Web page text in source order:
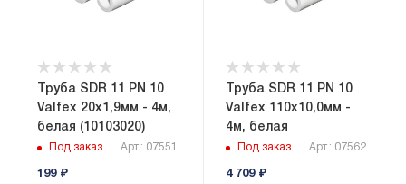
Труба SDR 11 PN 10
Valfex 20х1,9мм - 4м,
белая (10103020)
Под заказ Арт.: 07551
199₽
Труба SDR 11 PN 10
Valfex 110х10,0мм -
4м, белая
Под заказ Арт.: 07562
4 709₽